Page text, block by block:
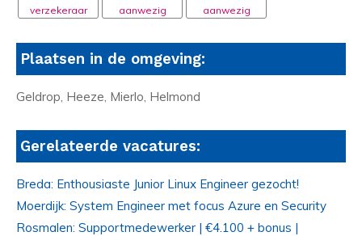
verzekeraar
aanwezig
aanwezig
Plaatsen in de omgeving:
Geldrop, Heeze, Mierlo, Helmond
Gerelateerde vacatures:
Breda: Enthousiaste Junior Linux Engineer gezocht!
Moerdijk: System Engineer met focus Azure en Security
Rosmalen: Supportmedewerker | €4.100 + bonus |